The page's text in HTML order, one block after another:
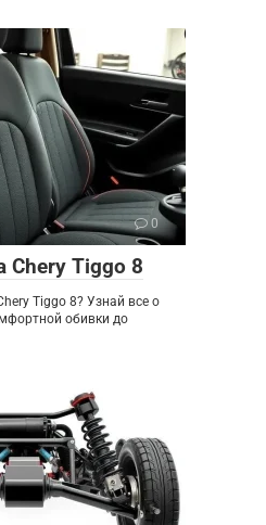
0
Chery Tiggo 8
Tiggo 8? Узнай все о
обивки до